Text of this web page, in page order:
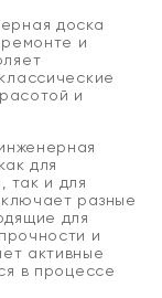
доска
и
и
для
так и для
разные
для
и
активные
в процессе